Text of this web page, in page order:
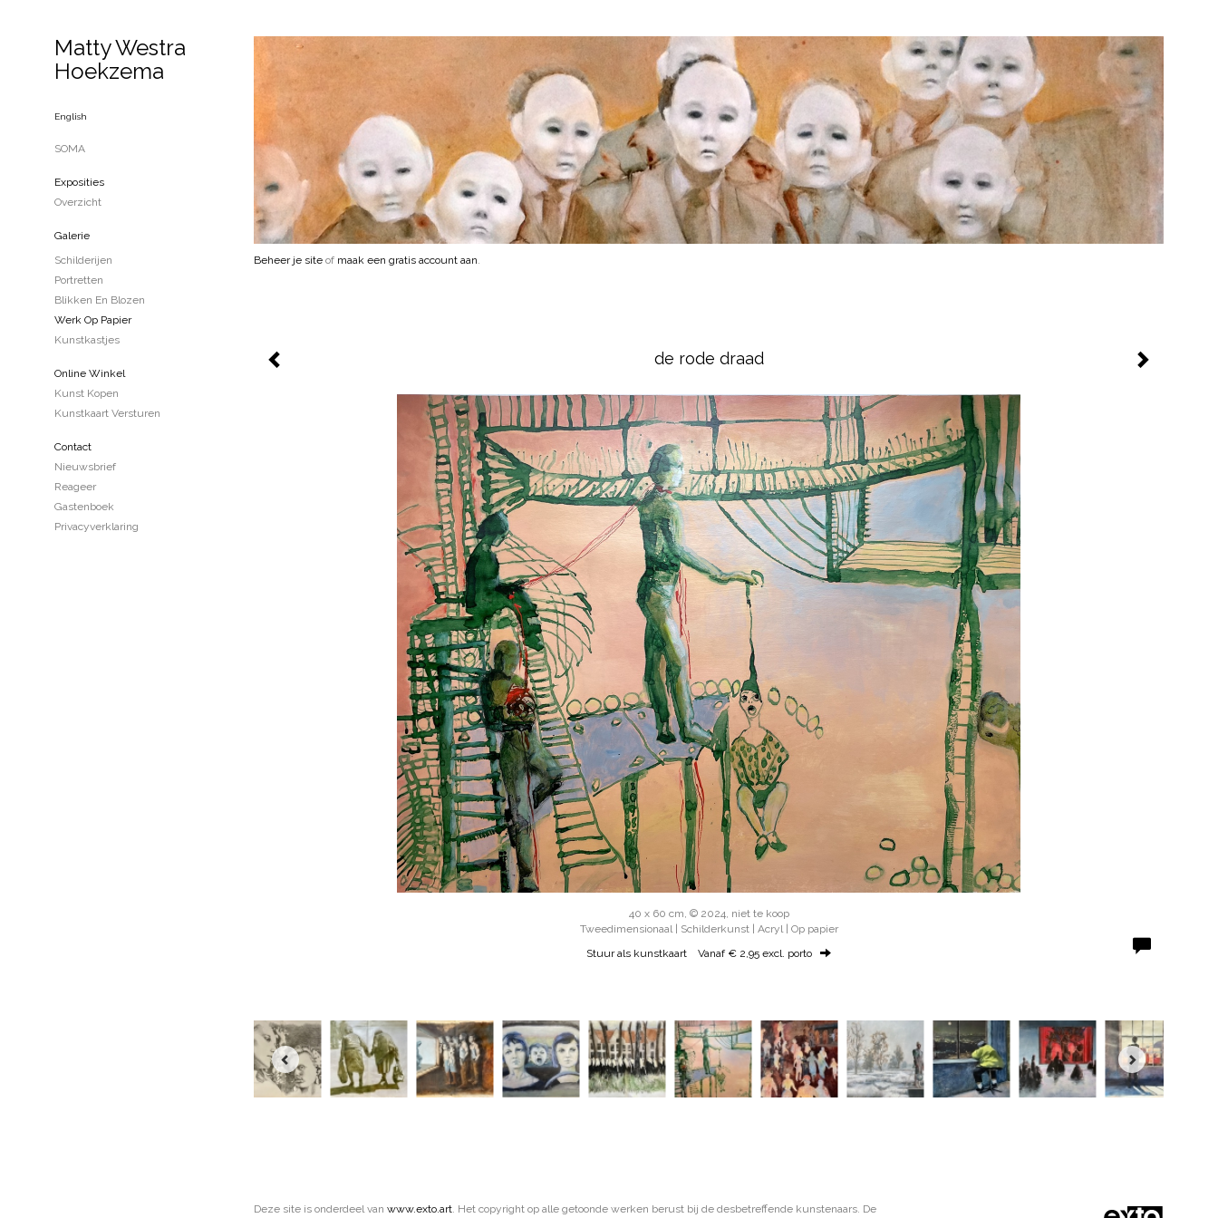
Beheer je site of maak een gratis account aan.
de rode draad
40 x 60 cm, © 2024, niet te koop
Tweedimensionaal | Schilderkunst | Acryl | Op papier
Stuur als kunstkaart Vanaf € 2,95 excl. porto
Matty Westra
Hoekzema
English
SOMA
Exposities
Overzicht
Galerie
Schilderijen
Portretten
Blikken En Blozen
Werk Op Papier
Kunstkastjes
Online Winkel
Kunst Kopen
Kunstkaart Versturen
Contact
Nieuwsbrief
Reageer
Gastenboek
Privacyverklaring
Deze site is onderdeel van www.exto.art. Het copyright op alle getoonde werken berust bij de desbetreffende kunstenaars. De